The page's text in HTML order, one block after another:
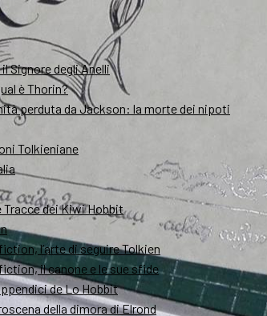
Signore degli Anelli
è Thorin?
perduta da Jackson: la morte dei nipoti
Tolkieniane
Tracce dei Kiwi Hobbit
l’arte di seguire Tolkien
il canone e le sue sfide
de Lo Hobbit
della dimora di Elrond